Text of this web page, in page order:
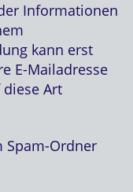
Informationen
kann erst
E-Mailadresse
diese Art
Spam-Ordner